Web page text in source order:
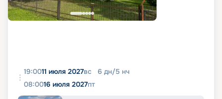
19:0011 июля 2027вс 6 дн/5 нч
08:0016 июля 2027пт